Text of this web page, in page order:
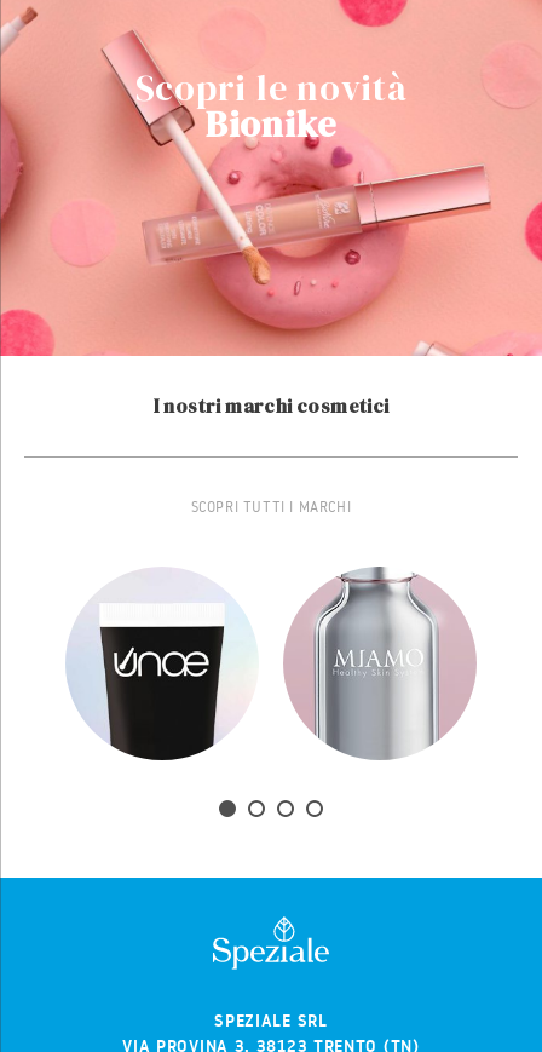
Scopri le novità
Bionike
I nostri marchi cosmetici
SCOPRI TUTTI I MARCHI
SPEZIALE SRL
VIA PROVINA 3, 38123 TRENTO (TN)